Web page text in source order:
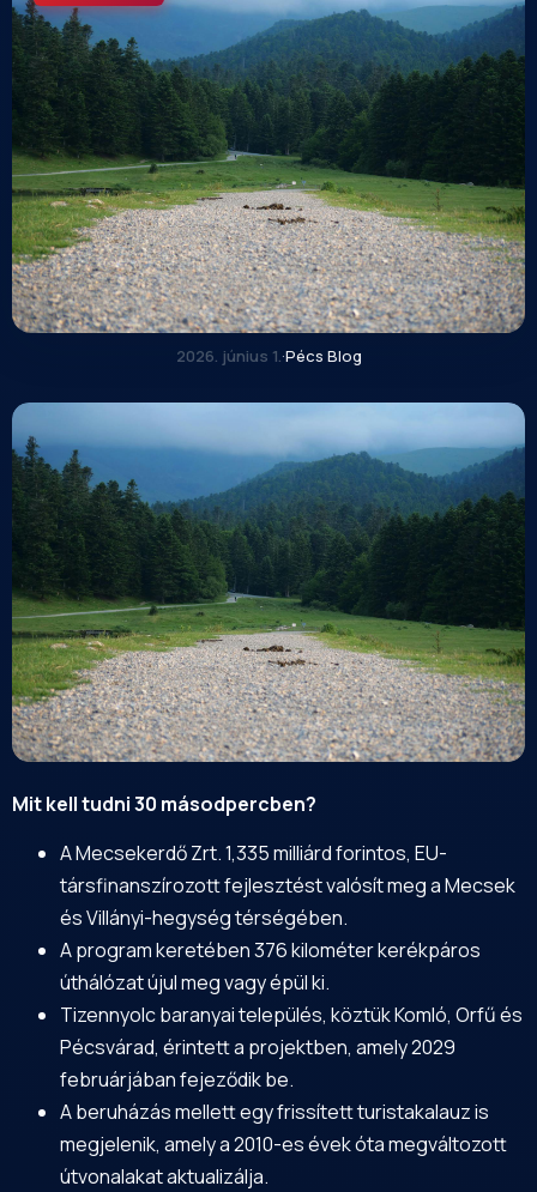
2026. június 1.·Pécs Blog
Mit kell tudni 30 másodpercben?
A Mecsekerdő Zrt. 1,335 milliárd forintos, EU-
társfinanszírozott fejlesztést valósít meg aMecsek
ésVillányi-hegység térségében.
A program keretében 376 kilométer kerékpáros
úthálózat újul meg vagy épül ki.
Tizennyolc baranyai település, köztük Komló, Orfű és
Pécsvárad, érintett a projektben, amely 2029
februárjában fejeződik be.
A beruházás mellett egy frissített turistakalauz is
megjelenik, amely a 2010-es évek óta megváltozott
útvonalakat aktualizálja.